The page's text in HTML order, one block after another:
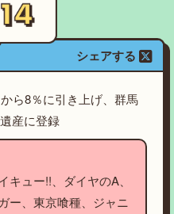
シェアする
ら8％に引き上げ、群馬
産に登録
ュー!!、ダイヤのA、
ー、東京喰種、ジャニ